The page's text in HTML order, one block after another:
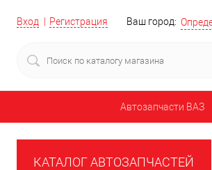
Вход Регистрация Ваш город:
Автозапчасти ВАЗ
КАТАЛОГ АВТОЗАПЧАСТЕЙ